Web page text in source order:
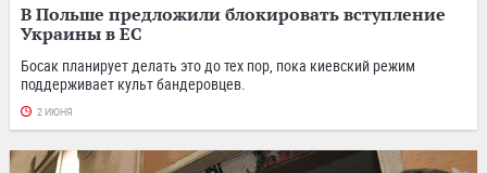
В Польше предложили блокировать вступление
Украины в ЕС
Босак планирует делать это до тех пор, пока киевский режим
поддерживает культ бандеровцев.
2 ИЮНЯ